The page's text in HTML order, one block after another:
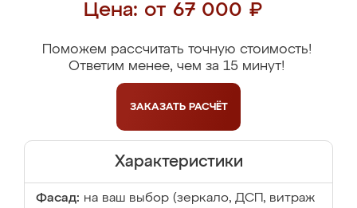
Цена: от 67 000 ₽
Поможем рассчитать точную стоимость!
Ответим менее, чем за 15 минут!
ЗАКАЗАТЬ РАСЧЁТ
Характеристики
Фасад: на ваш выбор (зеркало, ДСП, витраж